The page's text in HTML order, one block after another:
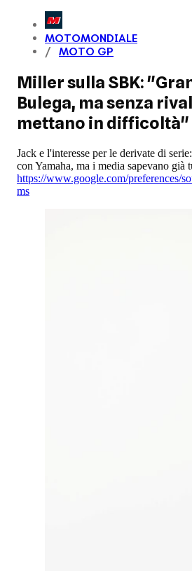
MOTOMONDIALE
MOTO GP
Miller sulla SBK:
Bulega, ma senza
mettano in difficoltà"
Jack e l'interesse per le derivate di
con Yamaha, ma i media sapevano già
https://www.google.com/preferences/
ms